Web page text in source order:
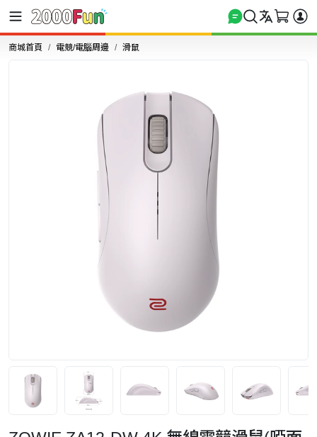
商城首頁 電競/電腦周邊 滑鼠